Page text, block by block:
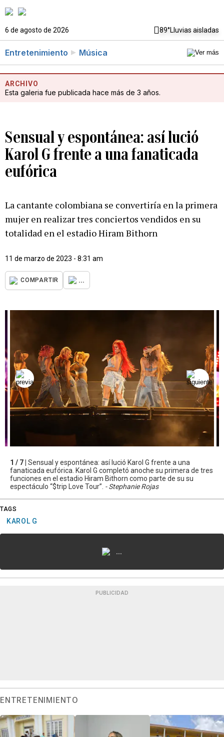
6 de agosto de 2026 89°Lluvias aisladas
Entretenimiento Música
ARCHIVO
Esta galeria fue publicada hace más de 3 años.
Sensual y espontánea: así lució
Karol G frente a una fanaticada
eufórica
La cantante colombiana se convertiría en la primera
mujer en realizar tres conciertos vendidos en su
totalidad en el estadio Hiram Bithorn
11 de marzo de 2023 - 8:31 am
COMPARTIR ...
1 / 7 | Sensual y espontánea: así lució Karol G frente a una
fanaticada eufórica. Karol G completó anoche su primera de tres
funciones en el estadio Hiram Bithorn como parte de su su
espectáculo “$trip Love Tour”. - Stephanie Rojas
TAGS
KAROL G
...
PUBLICIDAD
ENTRETENIMIENTO